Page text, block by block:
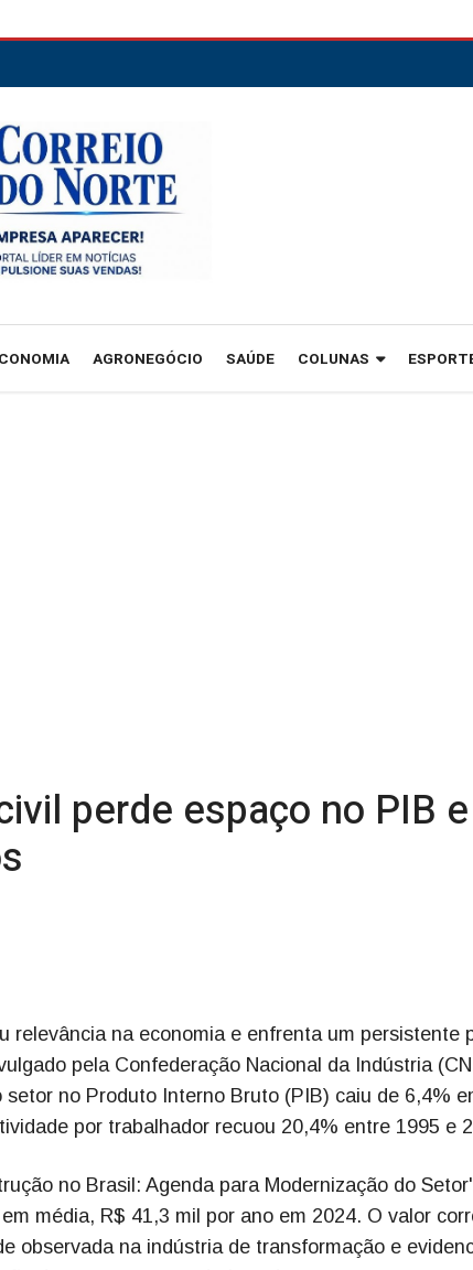
AGRONEGÓCIO SAÚDE COLUNAS
perde espaço no PIB
relevância na economia e enfrenta um persistente
pela Confederação Nacional da Indústria
no Produto Interno Bruto (PIB) caiu de 6,4%
por trabalhador recuou 20,4% entre 1995 e
no Brasil: Agenda para Modernização do
média, R$ 41,3 mil por ano em 2024. O valor
observada na indústria de transformação e